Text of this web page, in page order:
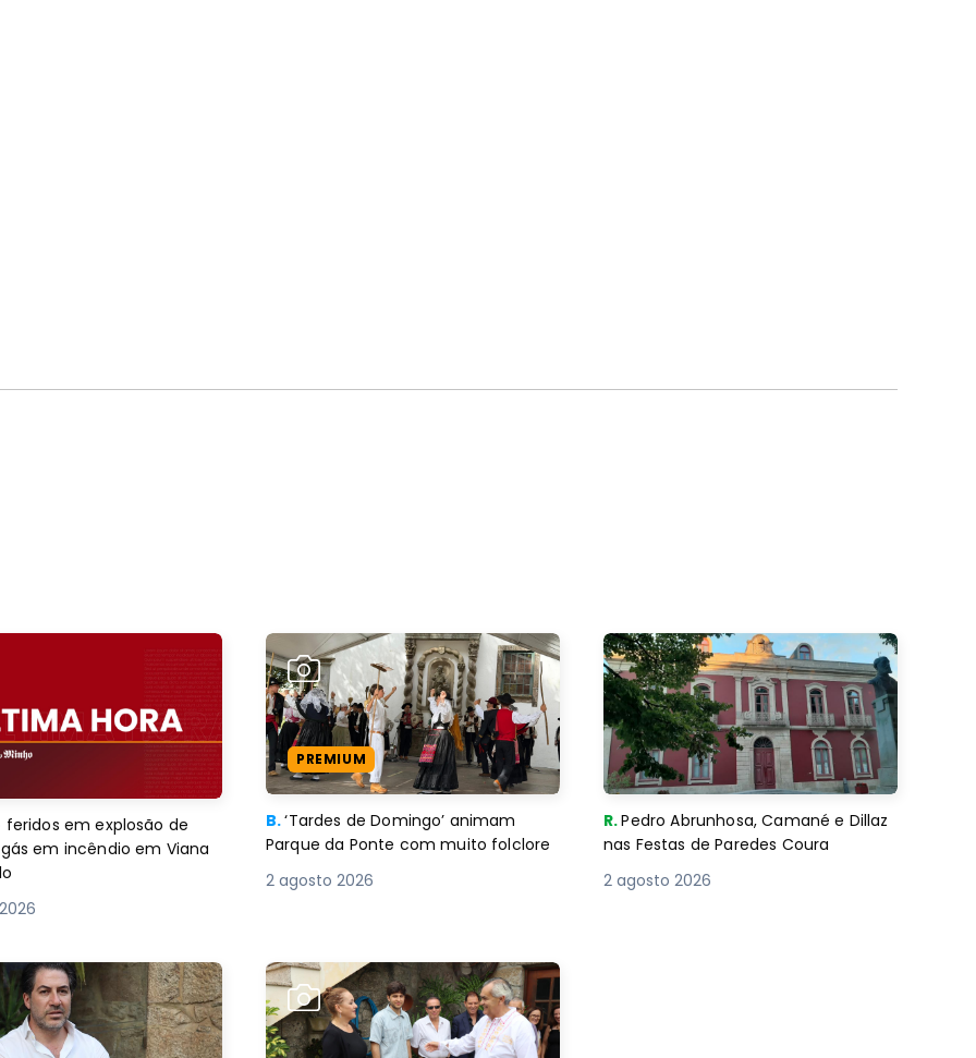
feridos em explosão de
em incêndio em Viana
PREMIUM
B.‘Tardes de Domingo’ animam
Parque da Ponte com muito folclore
2 agosto 2026
R.Pedro Abrunhosa, Camané e Dillaz
nas Festas de Paredes Coura
2 agosto 2026